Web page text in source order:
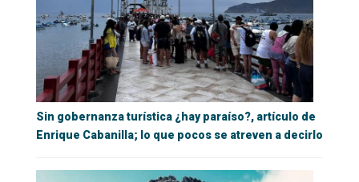
Sin gobernanza turística ¿hay paraíso?, artículo de
Enrique Cabanilla; lo que pocos se atreven a decirlo